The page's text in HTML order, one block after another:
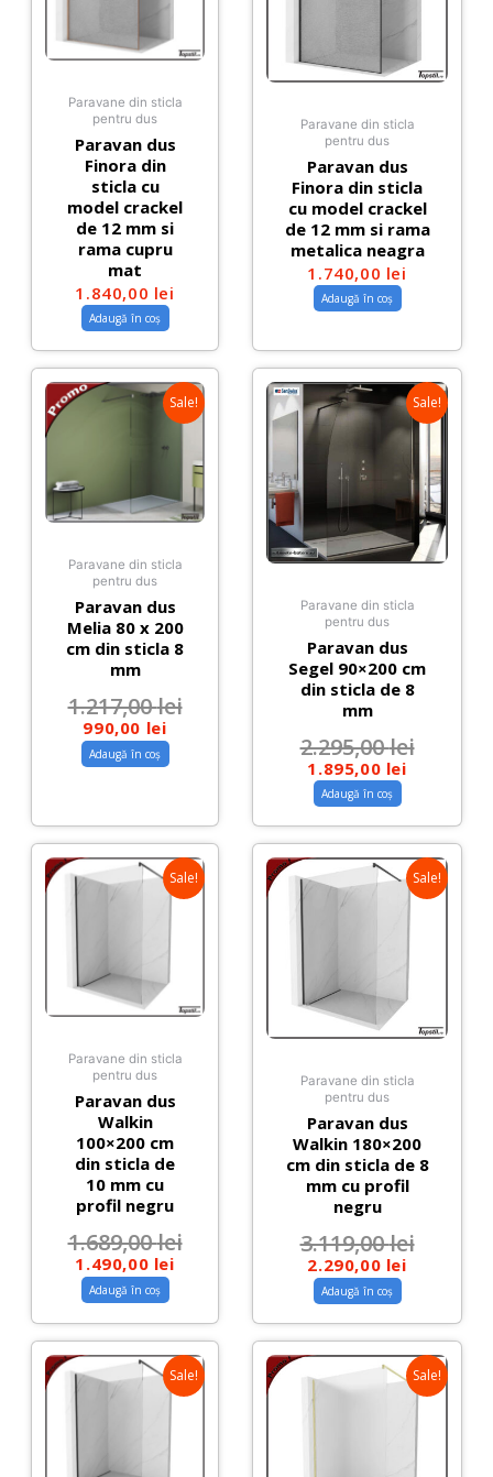
Paravane din sticla
pentru dus
Paravan dus
Finora din
sticla cu
model crackel
de 12 mm si
rama cupru
mat
1.840,00 lei
Adaugă în coș
Paravane din sticla
pentru dus
Paravan dus
Finora din sticla
cu model crackel
de 12 mm si rama
metalica neagra
1.740,00 lei
Adaugă în coș
Sale!
Paravane din sticla
pentru dus
Paravan dus
Melia 80 x 200
cm din sticla 8
mm
1.217,00lei
990,00 lei
Adaugă în coș
Sale!
Paravane din sticla
pentru dus
Paravan dus
Segel 90×200 cm
din sticla de 8
mm
2.295,00lei
1.895,00 lei
Adaugă în coș
Sale!
Paravane din sticla
pentru dus
Paravan dus
Walkin
100×200 cm
din sticla de
10 mm cu
profil negru
1.689,00lei
1.490,00 lei
Adaugă în coș
Sale!
Paravane din sticla
pentru dus
Paravan dus
Walkin 180×200
cm din sticla de 8
mm cu profil
negru
3.119,00lei
2.290,00 lei
Adaugă în coș
Sale! Sale!